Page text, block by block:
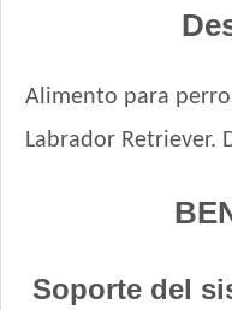
Royal Canin Perro
Sanno Súper Premium
Sieger Perro Cachorro de
Top Nutrition Perro
Total Khan Cachorro
Alimento para
Labrador Retriever.
Soporte del